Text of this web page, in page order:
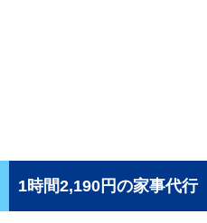
1時間2,190円の家事代行